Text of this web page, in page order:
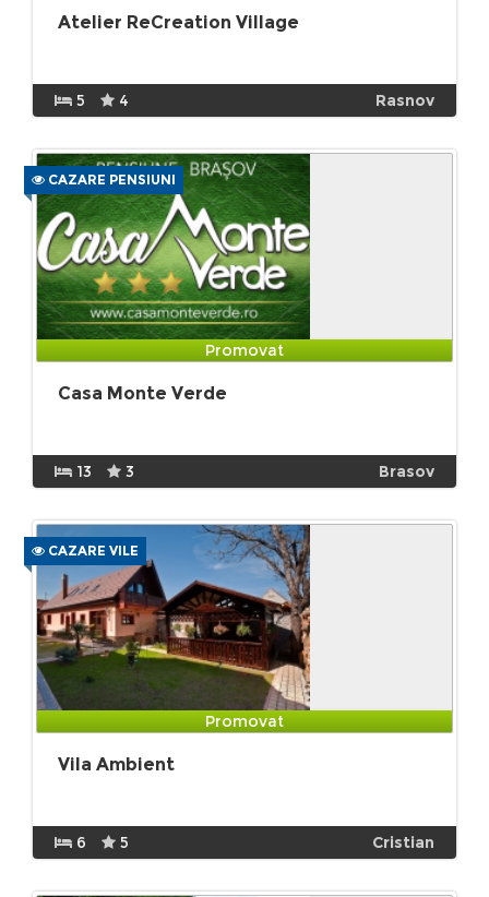
Atelier ReCreation Village
5 4 Rasnov
CAZARE PENSIUNI
Promovat
Casa Monte Verde
13 3 Brasov
CAZARE VILE
Promovat
Vila Ambient
6 5 Cristian